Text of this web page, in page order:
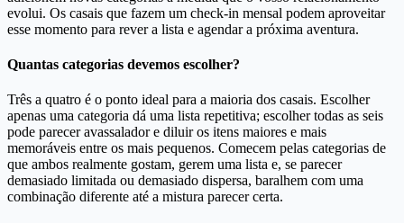
evolui. Os casais que fazem um check-in mensal podem aproveitar
esse momento para rever a lista e agendar a próxima aventura.
Quantas categorias devemos escolher?
Três a quatro é o ponto ideal para a maioria dos casais. Escolher
apenas uma categoria dá uma lista repetitiva; escolher todas as seis
pode parecer avassalador e diluir os itens maiores e mais
memoráveis entre os mais pequenos. Comecem pelas categorias de
que ambos realmente gostam, gerem uma lista e, se parecer
demasiado limitada ou demasiado dispersa, baralhem com uma
combinação diferente até a mistura parecer certa.